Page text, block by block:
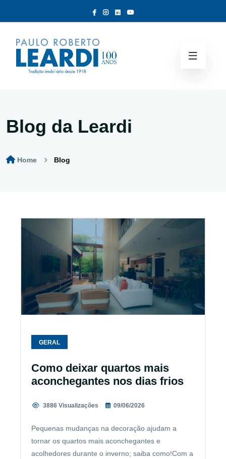
Blog da Leardi
Home Blog
GERAL
Como deixar quartos mais
aconchegantes nos dias frios
3886 Visualizações 09/06/2026
Pequenas mudanças na decoração ajudam a
tornar os quartos mais aconchegantes e
acolhedores durante o inverno; saiba como!Com a